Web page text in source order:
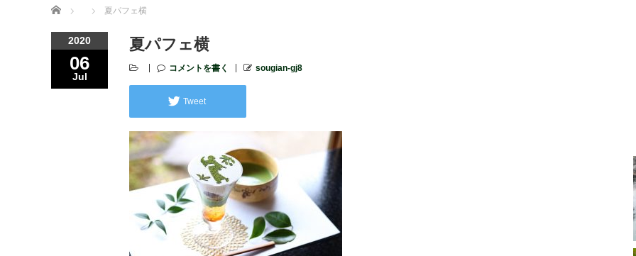
Home 夏パフェ横
2020
06
Jul
夏パフェ横
コメントを書く sougian-gj8
Tweet